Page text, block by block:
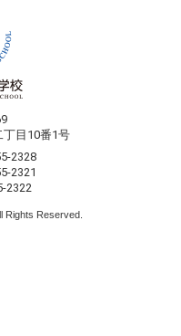
目10番1号
2328
2321
2322
Rights Reserved.